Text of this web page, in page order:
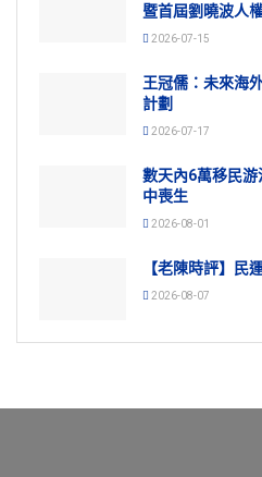
暨首屆劉曉波人
2026-07-15
王冠儒：未來海
計劃
2026-07-17
數天內6萬移民
中喪生
2026-08-01
【老陳時評】民
2026-08-07